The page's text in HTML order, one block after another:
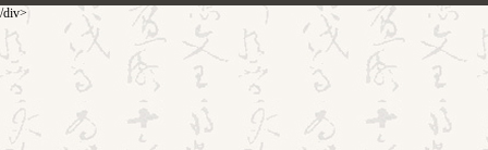
/div>